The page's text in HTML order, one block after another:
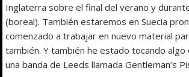
Inglaterra sobre el final del verano y
(boreal). También estaremos en Suecia
comenzado a trabajar en nuevo material
también. Y también he estado tocando
una banda de Leeds llamada Gentleman’s